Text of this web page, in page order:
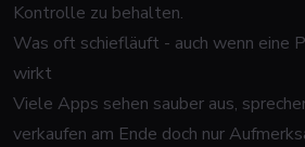
Kontrolle zu behalten.
Was oft schiefläuft - auch wenn eine
wirkt
Viele Apps sehen sauber aus,
verkaufen am Ende doch nur